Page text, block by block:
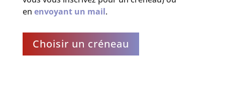
en envoyant un mail.
Choisir un créneau